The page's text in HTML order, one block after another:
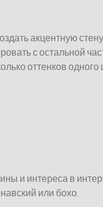
акцентную
с остальной
оттенков одного
и интереса в
или бохо.